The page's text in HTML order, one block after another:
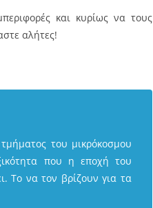
και κυρίως να τους
αλήτες!
του μικρόκοσμου
που η εποχή του
Το να τον βρίζουν για τα